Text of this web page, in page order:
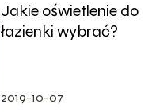
Jakie oświetlenie do
łazienki wybrać?
2019-10-07